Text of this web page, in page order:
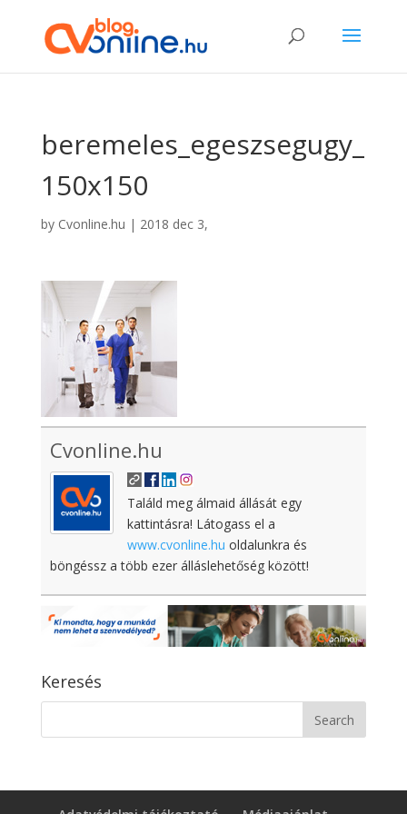
beremeles_egeszsegugy_
150x150
by Cvonline.hu | 2018 dec 3,
Cvonline.hu
Találd meg álmaid állását egy
kattintásra! Látogass el a
www.cvonline.hu oldalunkra és
böngéssz a több ezer álláslehetőség között!
Keresés